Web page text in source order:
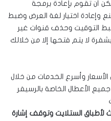
أن تقوم بإعادة برمجة
وإعادة اختيار لغة العرض وضبط
التوقيت وحذف قنوات غير
لا يتم فتحها إلا من خلالك
وأسرع الخدمات من خلال
الأعطال الخاصة بالرسيفر
الستلايت وتوقف إشارة